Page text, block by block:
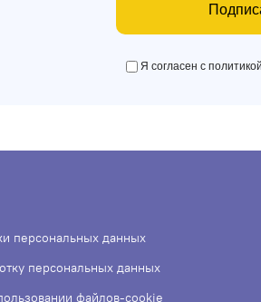
Я согласен с
персональных данных
персональных данных
файлов-cookie